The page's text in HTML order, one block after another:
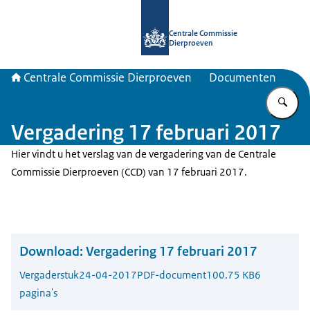
Centrale Commissie
Dierproeven
Centrale Commissie Dierproeven Documenten
Vergadering 17 februari 2017
Hier vindt u het verslag van de vergadering van de Centrale
Commissie Dierproeven (CCD) van 17 februari 2017.
Download: Vergadering 17 februari 2017
Vergaderstuk24-04-2017PDF-document100.75 KB6
pagina's